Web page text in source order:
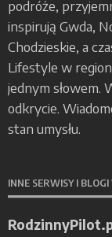
podróże,
inspirują Gwda,
Chodzieskie, a
Lifestyle w
jednym słowem.
odkrycie.
stan umysłu.
INNE SERWISY I